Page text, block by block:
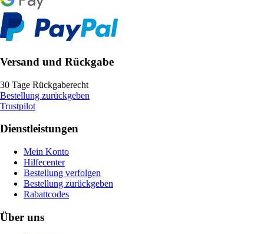
Versand und Rückgabe
30 Tage Rückgaberecht
Bestellung zurückgeben
Trustpilot
Dienstleistungen
Mein Konto
Hilfecenter
Bestellung verfolgen
Bestellung zurückgeben
Rabattcodes
Über uns